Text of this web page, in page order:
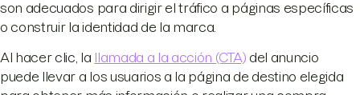
son adecuados para dirigir el tráfico a páginas específicas
o construir la identidad de la marca.
Al hacer clic, la llamada a la acción (CTA) del anuncio
puede llevar a los usuarios a la página de destino elegida